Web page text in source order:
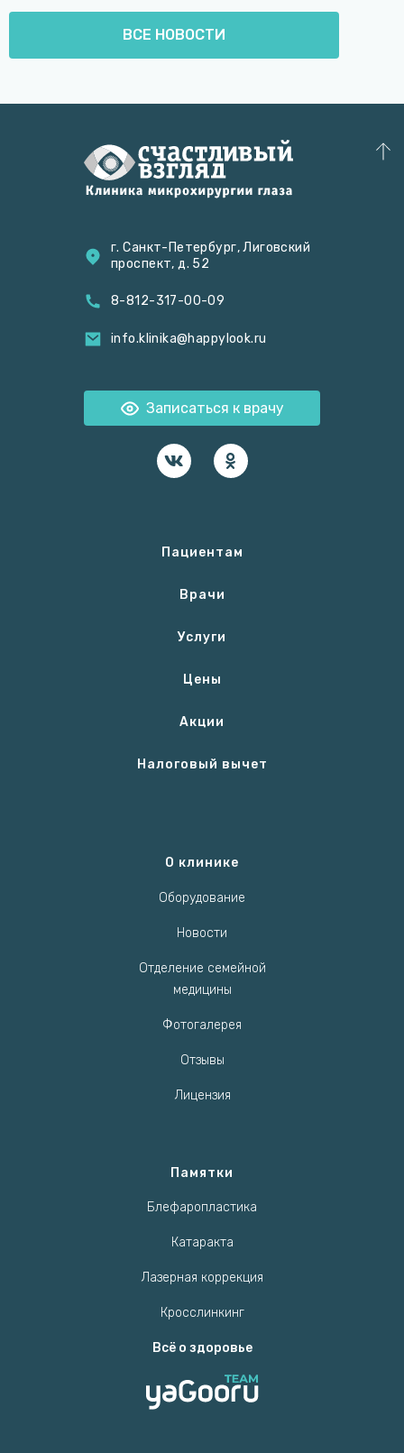
ВСЕ НОВОСТИ
г. Санкт-Петербург, Лиговский
проспект, д. 52
8-812-317-00-09
info.klinika@happylook.ru
Записаться к врачу
Пациентам
Врачи
Услуги
Цены
Акции
Налоговый вычет
О клинике
Оборудование
Новости
Отделение семейной
медицины
Фотогалерея
Отзывы
Лицензия
Памятки
Блефаропластика
Катаракта
Лазерная коррекция
Кросслинкинг
Всё о здоровье